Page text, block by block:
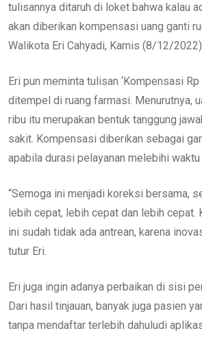
tulisannya ditaruh di loket bahwa kalau
akan diberikan kompensasi uang ganti
Walikota Eri Cahyadi, Kamis (8/12/
Eri pun meminta tulisan ‘Kompensasi Rp
ditempel di ruang farmasi. Menurutnya,
ribu itu merupakan bentuk tanggung
sakit. Kompensasi diberikan sebagai
apabila durasi pelayanan melebihi
“Semoga ini menjadi koreksi bersama,
lebih cepat, lebih cepat dan lebih cepat.
ini sudah tidak ada antrean, karena
tutur Eri.
Eri juga ingin adanya perbaikan di sisi
Dari hasil tinjauan, banyak juga pasien
tanpa mendaftar terlebih dahuludi